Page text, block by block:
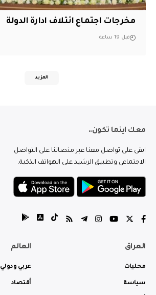
مخرجات اجتماع ائتلاف ادارة الدولة
قبل 19 ساعة
المزيد
معك اينما تكون..
ابقى على تواصل معنا عبر منصاتنا على التواصل
الاجتماعي وتطبيق الرشيد على الهواتف الذكية.
العراق
محليات
سياسة
العالم
عربي ودولي
أقتصاد